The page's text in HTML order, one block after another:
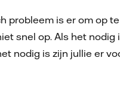
probleem is er om op
snel op. Als het
nodig is zijn jullie er